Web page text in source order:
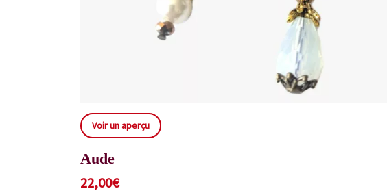
Voir un aperçu
Aude
22,00€